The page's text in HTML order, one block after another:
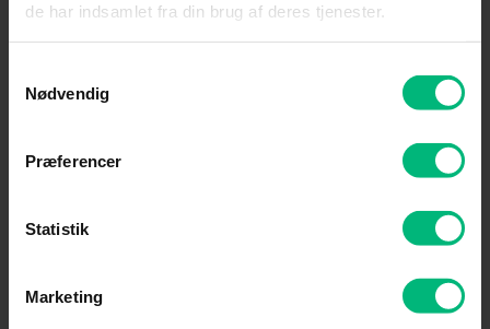
de har indsamlet fra din brug af deres tjenester.
Nødvendig
Præferencer
Statistik
Marketing
mesh-løsning